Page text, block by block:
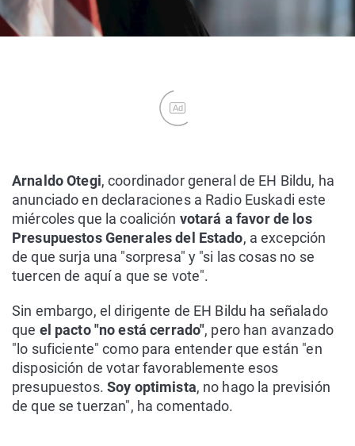
Ad
Arnaldo Otegi, coordinador general de EH Bildu, ha
anunciado en declaraciones a Radio Euskadi este
miércoles que la coalición votará a favor de los
Presupuestos Generales del Estado, a excepción
de que surja una "sorpresa" y "si las cosas no se
tuercen de aquí a que se vote".
Sin embargo, el dirigente de EH Bildu ha señalado
que el pacto "no está cerrado", pero han avanzado
"lo suficiente" como para entender que están "en
disposición de votar favorablemente esos
presupuestos. Soy optimista, no hago la previsión
de que se tuerzan", ha comentado.